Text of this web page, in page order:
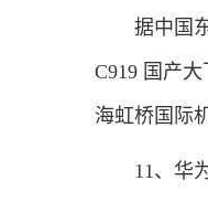
据中国东
C919 国产
海虹桥国际
11、华为